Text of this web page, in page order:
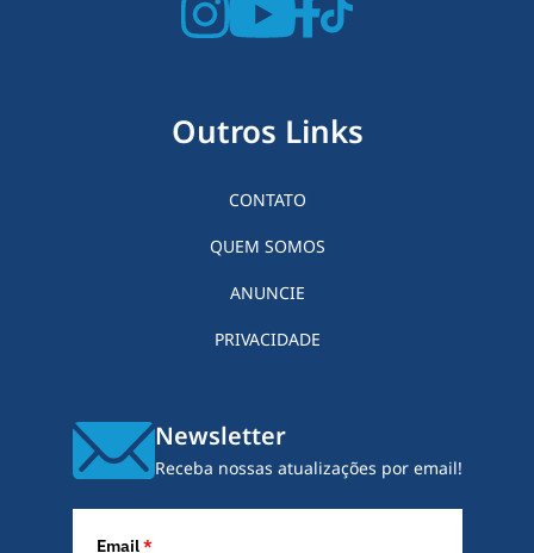
Outros Links
CONTATO
QUEM SOMOS
ANUNCIE
PRIVACIDADE
Newsletter
Receba nossas atualizações por email!
Email*